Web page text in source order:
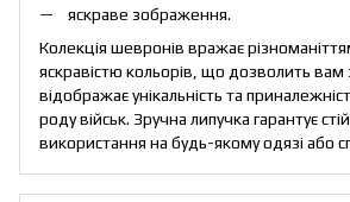
яскраве зображення.
Колекція шевронів вражає
яскравістю кольорів, що дозволить
відображає унікальність та
роду військ. Зручна липучка гарантує
використання на будь-якому одязі або